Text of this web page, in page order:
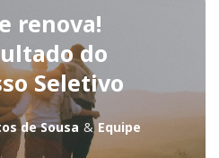
renova!
do
Seletivo
de Sousa & Equipe